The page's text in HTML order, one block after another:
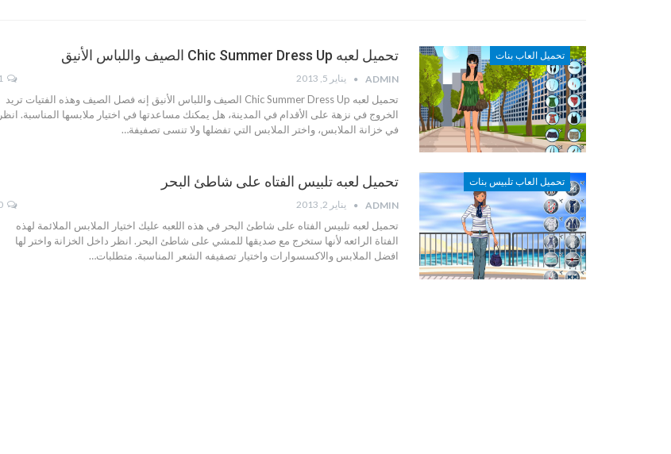
تحميل العاب بنات تحميل لعبه Chic Summer Dress Up الصيف واللباس الأنيق
ADMIN يناير 5, 2013 1
تحميل لعبه Chic Summer Dress Up الصيف واللباس الأنيق إنه فصل الصيف وهذه الفتيات تريد
الخروج في نزهة على الأقدام في المدينة، هل يمكنك مساعدتها في اختيار ملابسها المناسبة. انظر
في خزانة الملابس، واختر الملابس التي تفضلها ولا تنسى تصفيفة…
تحميل العاب تلبيس بنات تحميل لعبه تلبيس الفتاه على شاطئ البحر
ADMIN يناير 2, 2013 0
تحميل لعبه تلبيس الفتاه على شاطئ البحر في هذه اللعبه عليك اختيار الملابس الملائمة لهذه
الفتاة الرائعه لأنها ستخرج مع صديقها للمشي على شاطئ البحر. انظر داخل الخزانة واختر لها
افضل الملابس والاكسسوارات واختيار تصفيفه الشعر المناسبة. متطلبات…